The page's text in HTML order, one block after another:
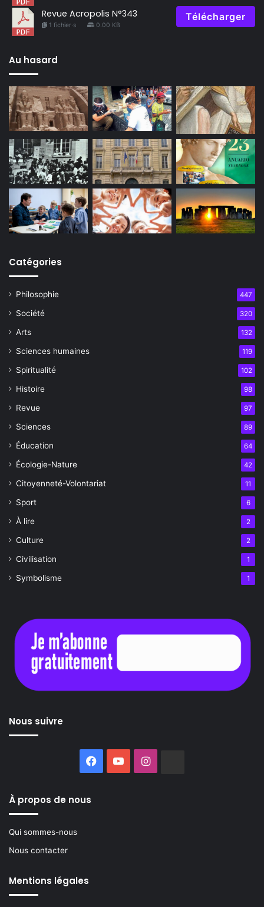
Revue Acropolis N°343
1 fichier·s 0.00 KB
Télécharger
Au hasard
Catégories
Philosophie 447
Société 320
Arts 132
Sciences humaines 119
Spiritualité 102
Histoire 98
Revue 97
Sciences 89
Éducation 64
Écologie-Nature 42
Citoyenneté-Volontariat 11
Sport 6
À lire 2
Culture 2
Civilisation 1
Symbolisme 1
Nous suivre
Facebook
YouTubeInstagram
À propos de nous
Qui sommes-nous
Nous contacter
Mentions légales